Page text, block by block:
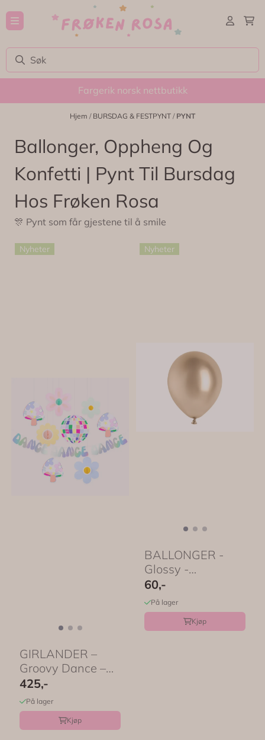
Hopp til innhold
Fargerik norsk nettbutikk
Hjem / BURSDAG & FESTPYNT / PYNT
Ballonger, Oppheng Og
Konfetti | Pynt Til Bursdag
Hos Frøken Rosa
🎊 Pynt som får gjestene til å smile
Nyheter
GIRLANDER –
Groovy Dance –
Meri Meri
425,-
På lager
Kjøp
Nyheter
BALLONGER -
Glossy -
Champagnegull -
30 cm - 10 pk - ...
60,-
På lager
Kjøp